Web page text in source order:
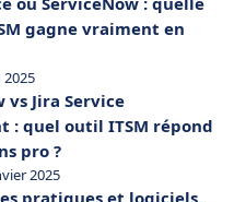
gagne vraiment en
2025
vs Jira Service
: quel outil ITSM répond
pro ?
2025
pratiques et logiciels,